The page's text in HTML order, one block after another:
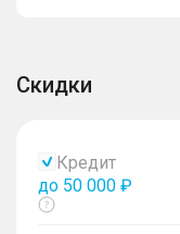
Скидки
Кредит
до 50 000 ₽
Показать